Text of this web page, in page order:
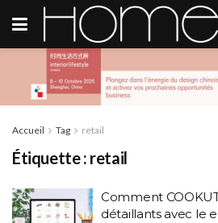
Accueil Tag retail
Étiquette : retail
Comment
détaillants avec le